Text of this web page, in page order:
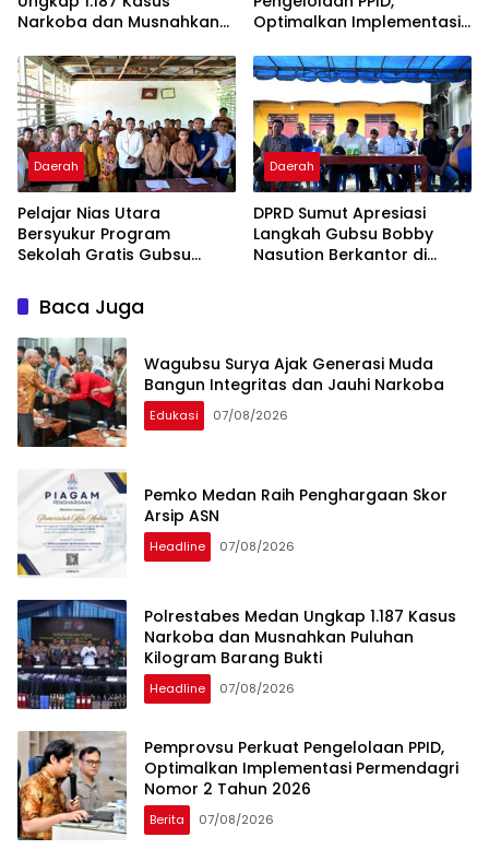
Narkoba dan Musnahkan
Bukti
Optimalkan Implementasi
Tahun 2026
Daerah
Pelajar Nias Utara
Bersyukur Program
Sekolah Gratis Gubsu
Beban Orang Tua
Daerah
DPRD Sumut Apresiasi
Langkah Gubsu Bobby
Nasution Berkantor di
Baca Juga
Wagubsu Surya Ajak Generasi Muda
Bangun Integritas dan Jauhi Narkoba
Edukasi 07/08/2026
Pemko Medan Raih Penghargaan Skor
Arsip ASN
Headline 07/08/2026
Polrestabes Medan Ungkap 1.187 Kasus
Narkoba dan Musnahkan Puluhan
Kilogram Barang Bukti
Headline 07/08/2026
Pemprovsu Perkuat Pengelolaan PPID,
Optimalkan Implementasi Permendagri
Nomor 2 Tahun 2026
Berita 07/08/2026